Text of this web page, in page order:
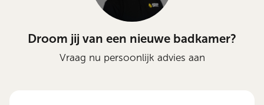
Droom jij van een nieuwe badkamer?
Vraag nu persoonlijk advies aan